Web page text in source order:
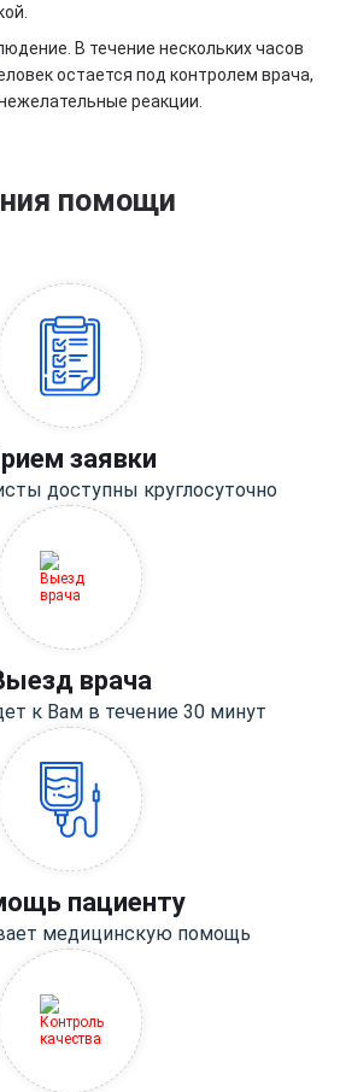
В течение нескольких часов
остается под контролем врача,
реакции.
помощи
заявки
доступны круглосуточно
врача
к Вам в течение 30 минут
пациенту
медицинскую помощь